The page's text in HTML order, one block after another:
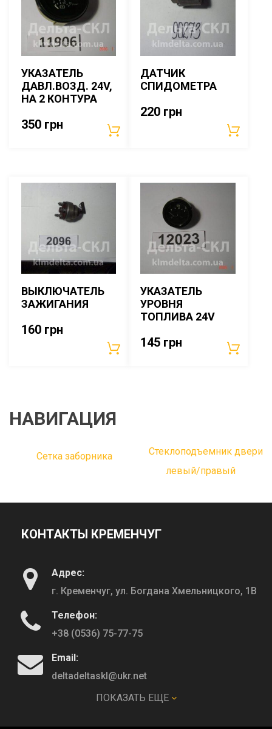
УКАЗАТЕЛЬ
ДАВЛ.ВОЗД. 24V,
НА 2 КОНТУРА
350 грн
ДАТЧИК
СПИДОМЕТРА
220 грн
ВЫКЛЮЧАТЕЛЬ
ЗАЖИГАНИЯ
160 грн
УКАЗАТЕЛЬ
УРОВНЯ
ТОПЛИВА 24V
145 грн
НАВИГАЦИЯ
Сетка заборника
Стеклоподъемник двери
левый/правый
КОНТАКТЫ КРЕМЕНЧУГ
Адрес:
г. Кременчуг, ул. Богдана Хмельницкого, 1В
Телефон:
+38 (0536) 75-77-75
Email:
deltadeltaskl@ukr.net
ПОКАЗАТЬ ЕЩЕ